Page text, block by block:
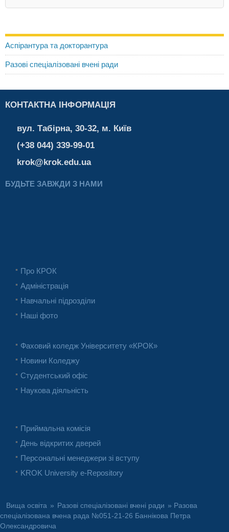
Аспірантура та докторантура
Разові спеціалізовані вчені ради
КОНТАКТНА ІНФОРМАЦІЯ
вул. Табірна, 30-32, м. Київ
(+38 044) 339-99-01
krok@krok.edu.ua
БУДЬТЕ ЗАВЖДИ З НАМИ
Про КРОК
Адміністрація
Навчальні підрозділи
Наші фото
Фаховий коледж Університету «КРОК»
Новини Коледжу
Студентський офіс
Наукова діяльність
Приймальна комісія
День відкритих дверей
Персональні менеджери зі вступу
KROK University e-Repository
Вища освіта » Разові спеціалізовані вчені ради » Разова
спеціалізована вчена рада №051-21-26 Баннікова Петра
Олександровича